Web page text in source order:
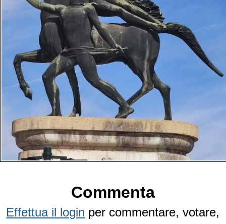
Commenta
Effettua il login per commentare, votare,